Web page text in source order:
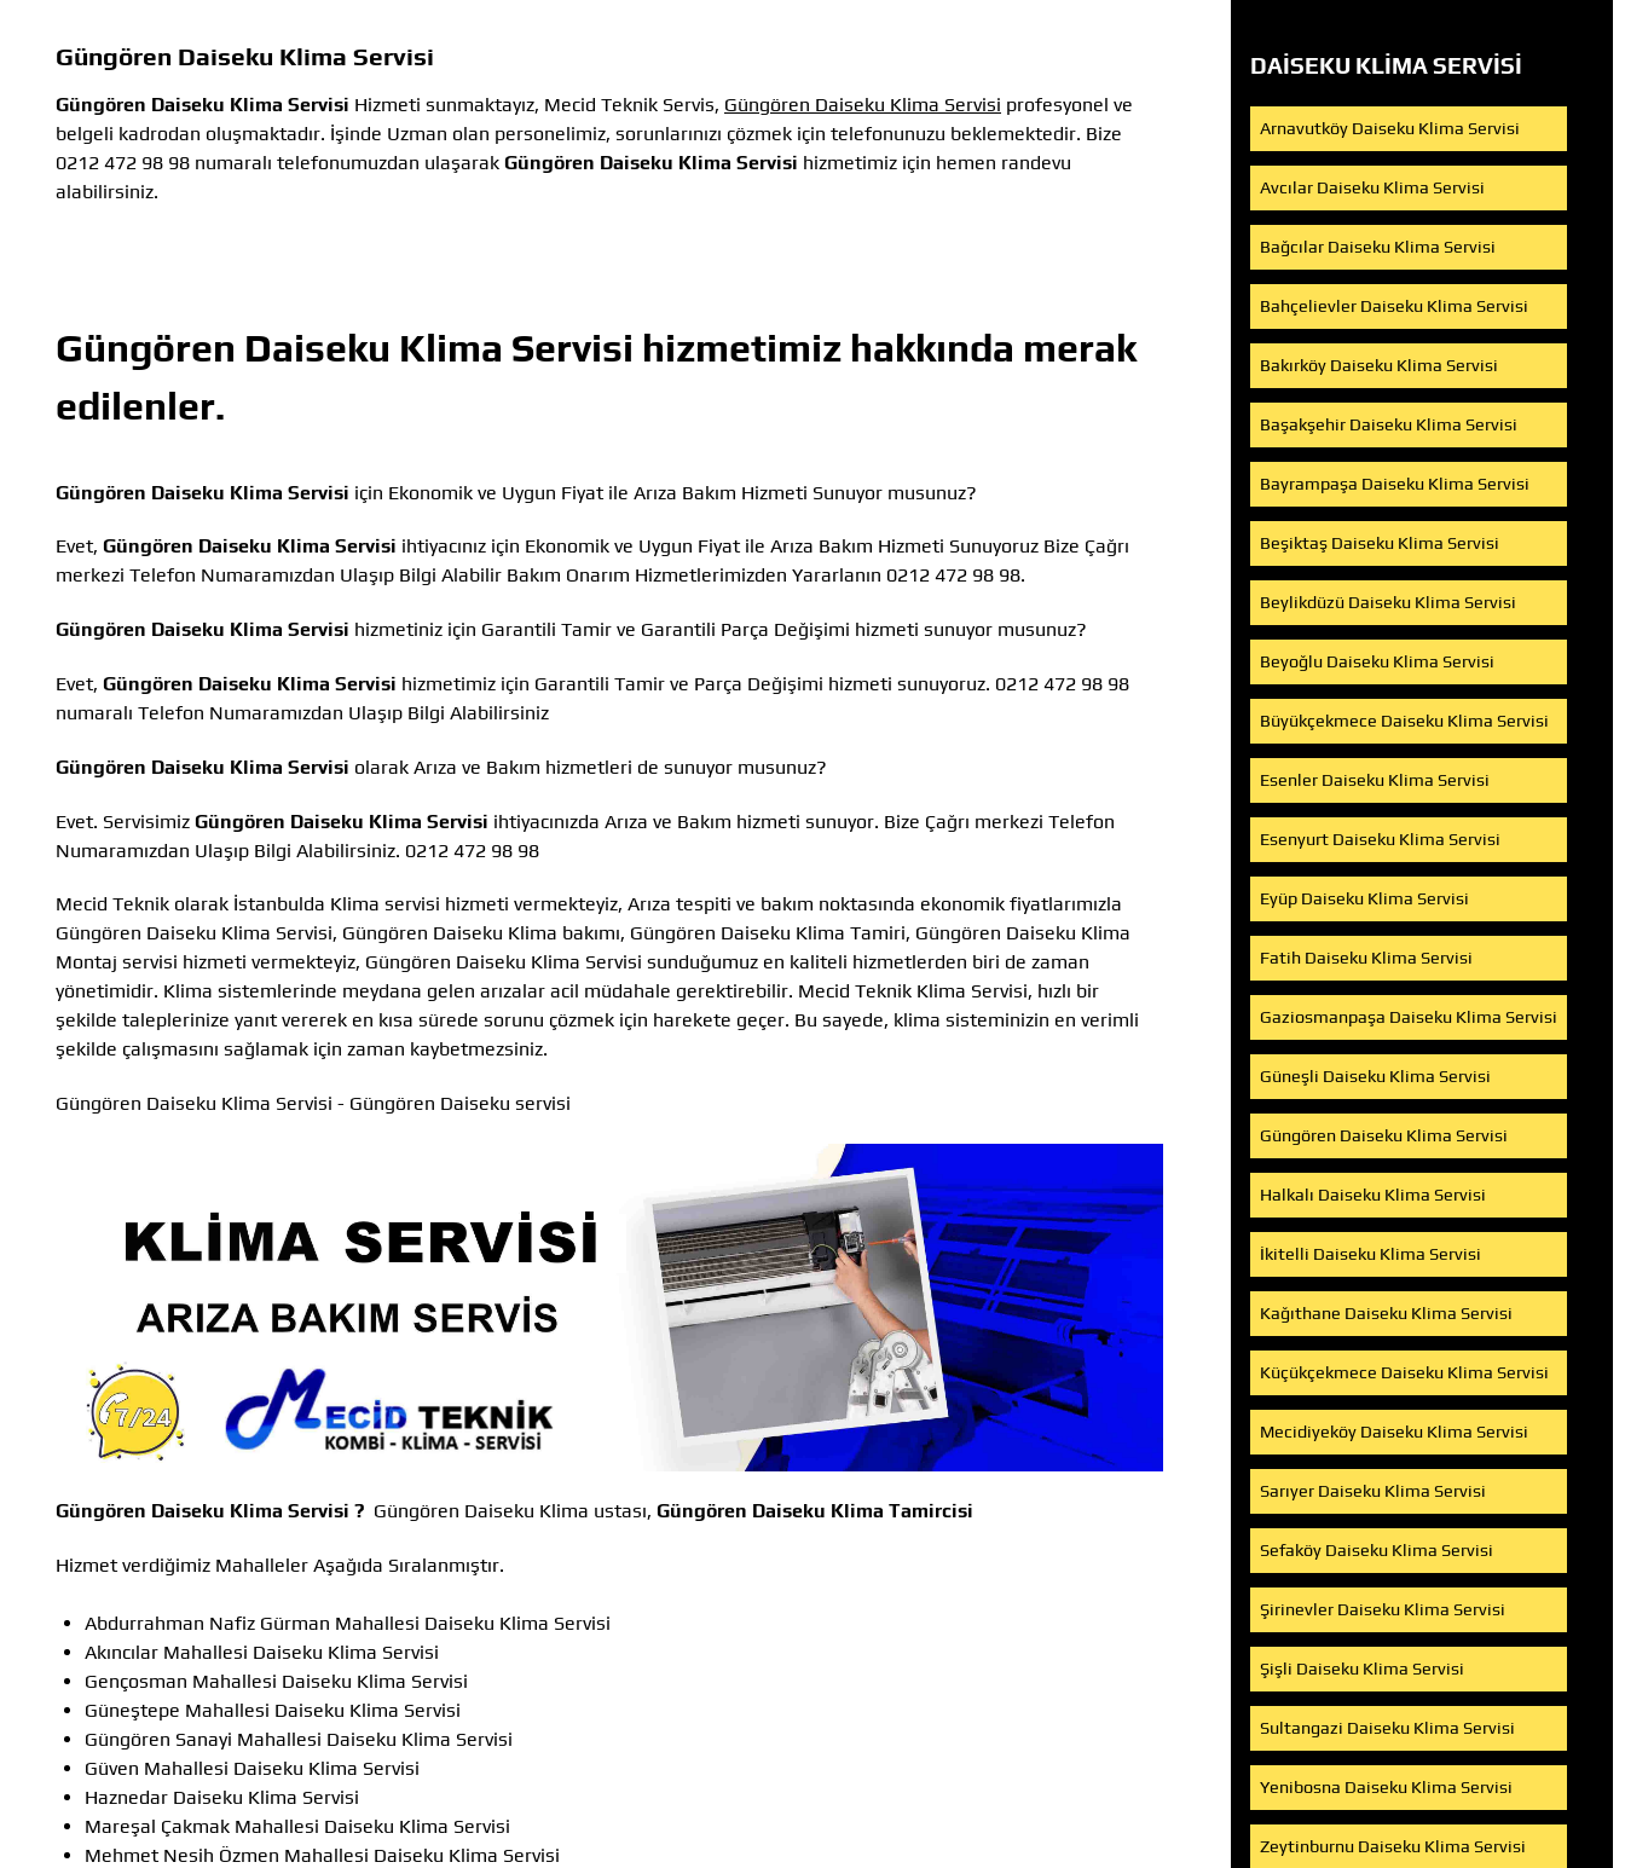
Güngören Daiseku Klima Servisi
Güngören Daiseku Klima Servisi Hizmeti sunmaktayız, Mecid Teknik Servis, Güngören Daiseku Klima Servisi profesyonel ve
belgeli kadrodan oluşmaktadır. İşinde Uzman olan personelimiz, sorunlarınızı çözmek için telefonunuzu beklemektedir. Bize
0212 472 98 98 numaralı telefonumuzdan ulaşarak Güngören Daiseku Klima Servisi hizmetimiz için hemen randevu
alabilirsiniz.
Güngören Daiseku Klima Servisi hizmetimiz hakkında merak
edilenler.
Güngören Daiseku Klima Servisi için Ekonomik ve Uygun Fiyat ile Arıza Bakım Hizmeti Sunuyor musunuz?
Evet, Güngören Daiseku Klima Servisi ihtiyacınız için Ekonomik ve Uygun Fiyat ile Arıza Bakım Hizmeti Sunuyoruz Bize Çağrı
merkezi Telefon Numaramızdan Ulaşıp Bilgi Alabilir Bakım Onarım Hizmetlerimizden Yararlanın 0212 472 98 98.
Güngören Daiseku Klima Servisi hizmetiniz için Garantili Tamir ve Garantili Parça Değişimi hizmeti sunuyor musunuz?
Evet, Güngören Daiseku Klima Servisi hizmetimiz için Garantili Tamir ve Parça Değişimi hizmeti sunuyoruz. 0212 472 98 98
numaralı Telefon Numaramızdan Ulaşıp Bilgi Alabilirsiniz
Güngören Daiseku Klima Servisi olarak Arıza ve Bakım hizmetleri de sunuyor musunuz?
Evet. Servisimiz Güngören Daiseku Klima Servisi ihtiyacınızda Arıza ve Bakım hizmeti sunuyor. Bize Çağrı merkezi Telefon
Numaramızdan Ulaşıp Bilgi Alabilirsiniz. 0212 472 98 98
Mecid Teknik olarak İstanbulda Klima servisi hizmeti vermekteyiz, Arıza tespiti ve bakım noktasında ekonomik fiyatlarımızla
Güngören Daiseku Klima Servisi, Güngören Daiseku Klima bakımı, Güngören Daiseku Klima Tamiri, Güngören Daiseku Klima
Montaj servisi hizmeti vermekteyiz, Güngören Daiseku Klima Servisi sunduğumuz en kaliteli hizmetlerden biri de zaman
yönetimidir. Klima sistemlerinde meydana gelen arızalar acil müdahale gerektirebilir. Mecid Teknik Klima Servisi, hızlı bir
şekilde taleplerinize yanıt vererek en kısa sürede sorunu çözmek için harekete geçer. Bu sayede, klima sisteminizin en verimli
şekilde çalışmasını sağlamak için zaman kaybetmezsiniz.
Güngören Daiseku Klima Servisi - Güngören Daiseku servisi
Güngören Daiseku Klima Servisi ? Güngören Daiseku Klima ustası, Güngören Daiseku Klima Tamircisi
Hizmet verdiğimiz Mahalleler Aşağıda Sıralanmıştır.
Abdurrahman Nafiz Gürman Mahallesi Daiseku Klima Servisi
Akıncılar Mahallesi Daiseku Klima Servisi
Gençosman Mahallesi Daiseku Klima Servisi
Güneştepe Mahallesi Daiseku Klima Servisi
Güngören Sanayi Mahallesi Daiseku Klima Servisi
Güven Mahallesi Daiseku Klima Servisi
Haznedar Daiseku Klima Servisi
Mareşal Çakmak Mahallesi Daiseku Klima Servisi
Mehmet Nesih Özmen Mahallesi Daiseku Klima Servisi
DAISEKU KLIMA SERVISI
Arnavutköy Daiseku Klima Servisi
Avcılar Daiseku Klima Servisi
Bağcılar Daiseku Klima Servisi
Bahçelievler Daiseku Klima Servisi
Bakırköy Daiseku Klima Servisi
Başakşehir Daiseku Klima Servisi
Bayrampaşa Daiseku Klima Servisi
Beşiktaş Daiseku Klima Servisi
Beylikdüzü Daiseku Klima Servisi
Beyoğlu Daiseku Klima Servisi
Büyükçekmece Daiseku Klima Servisi
Esenler Daiseku Klima Servisi
Esenyurt Daiseku Klima Servisi
Eyüp Daiseku Klima Servisi
Fatih Daiseku Klima Servisi
Gaziosmanpaşa Daiseku Klima Servisi
Güneşli Daiseku Klima Servisi
Güngören Daiseku Klima Servisi
Halkalı Daiseku Klima Servisi
İkitelli Daiseku Klima Servisi
Kağıthane Daiseku Klima Servisi
Küçükçekmece Daiseku Klima Servisi
Mecidiyeköy Daiseku Klima Servisi
Sarıyer Daiseku Klima Servisi
Sefaköy Daiseku Klima Servisi
Şirinevler Daiseku Klima Servisi
Şişli Daiseku Klima Servisi
Sultangazi Daiseku Klima Servisi
Yenibosna Daiseku Klima Servisi
Zeytinburnu Daiseku Klima Servisi